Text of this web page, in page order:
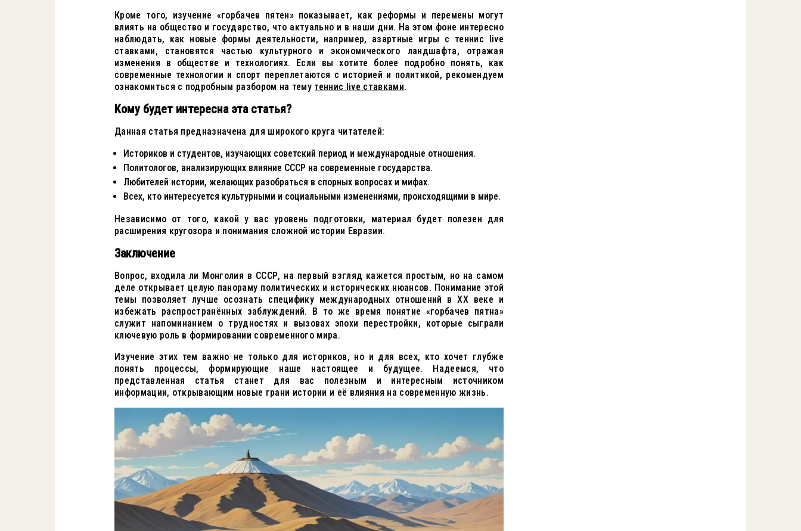
Кроме того, изучение «горбачев пятен» показывает, как реформы и перемены могут
влиять на общество и государство, что актуально и в наши дни. На этом фоне интересно
наблюдать, как новые формы деятельности, например, азартные игры с теннис live
ставками, становятся частью культурного и экономического ландшафта, отражая
изменения в обществе и технологиях. Если вы хотите более подробно понять, как
современные технологии и спорт переплетаются с историей и политикой, рекомендуем
ознакомиться с подробным разбором на тему теннис live ставками.
Кому будет интересна эта статья?
Данная статья предназначена для широкого круга читателей:
Историков и студентов, изучающих советский период и международные отношения.
Политологов, анализирующих влияние СССР на современные государства.
Любителей истории, желающих разобраться в спорных вопросах и мифах.
Всех, кто интересуется культурными и социальными изменениями, происходящими в мире.
Независимо от того, какой у вас уровень подготовки, материал будет полезен для
расширения кругозора и понимания сложной истории Евразии.
Заключение
Вопрос, входила ли Монголия в СССР, на первый взгляд кажется простым, но на самом
деле открывает целую панораму политических и исторических нюансов. Понимание этой
темы позволяет лучше осознать специфику международных отношений в XX веке и
избежать распространённых заблуждений. В то же время понятие «горбачев пятна»
служит напоминанием о трудностях и вызовах эпохи перестройки, которые сыграли
ключевую роль в формировании современного мира.
Изучение этих тем важно не только для историков, но и для всех, кто хочет глубже
понять процессы, формирующие наше настоящее и будущее. Надеемся, что
представленная статья станет для вас полезным и интересным источником
информации, открывающим новые грани истории и её влияния на современную жизнь.